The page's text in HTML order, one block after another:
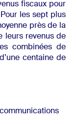
fiscaux pour
les sept plus
près de la
leurs revenus de
combinées de
centaine de